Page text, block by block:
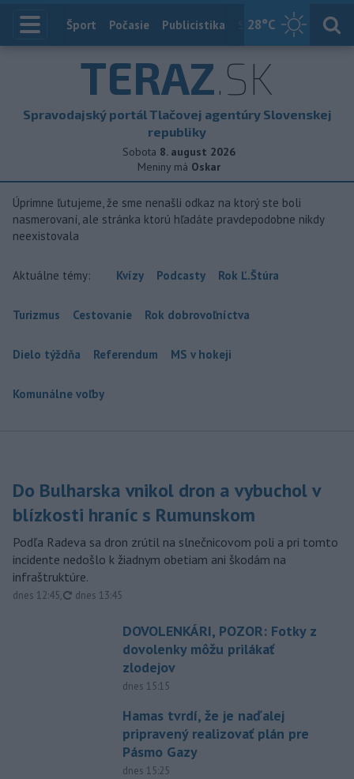
28°C
Index
Šport Počasie Publicistika Slovensko
TERAZ.SK
Spravodajský portál Tlačovej agentúry Slovenskej
republiky
Sobota 8. august 2026
Meniny má Oskar
Úprimne ľutujeme, že sme nenašli odkaz na ktorý ste boli
nasmerovaní, ale stránka ktorú hľadáte pravdepodobne nikdy
neexistovala
Aktuálne témy: Kvízy Podcasty Rok Ľ.Štúra
Turizmus Cestovanie Rok dobrovoľníctva
Dielo týždňa Referendum MS v hokeji
Komunálne voľby
Do Bulharska vnikol dron a vybuchol v
blízkosti hraníc s Rumunskom
Podľa Radeva sa dron zrútil na slnečnicovom poli a pri tomto
incidente nedošlo k žiadnym obetiam ani škodám na
infraštruktúre.
dnes 12:45, aktualizované
dnes 13:45
DOVOLENKÁRI, POZOR: Fotky z
dovolenky môžu prilákať
zlodejov
dnes 15:15
Hamas tvrdí, že je naďalej
pripravený realizovať plán pre
Pásmo Gazy
dnes 15:25